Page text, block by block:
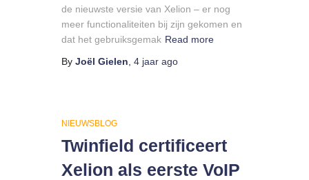
de nieuwste versie van Xelion – er nog
meer functionaliteiten bij zijn gekomen en
dat het gebruiksgemak Read more
By Joël Gielen 4 jaar ago
NIEUWSBLOG
Twinfield certificeert
Xelion als eerste VoIP